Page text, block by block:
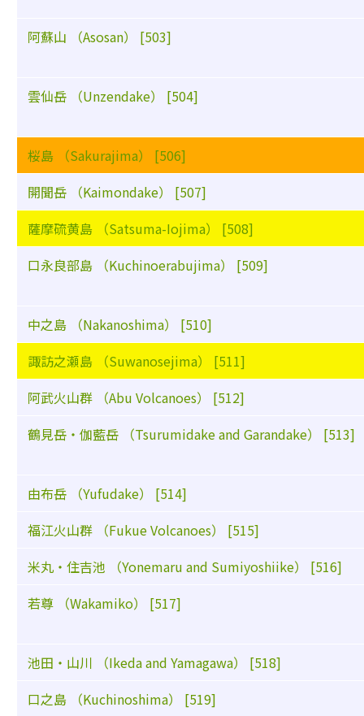
阿蘇山 （Asosan） [503]
雲仙岳 （Unzendake） [504]
桜島 （Sakurajima） [506]
開聞岳 （Kaimondake） [507]
薩摩硫黄島 （Satsuma-Iojima） [508]
口永良部島 （Kuchinoerabujima） [509]
中之島 （Nakanoshima） [510]
諏訪之瀬島 （Suwanosejima） [511]
阿武火山群 （Abu Volcanoes） [512]
鶴見岳・伽藍岳 （Tsurumidake and Garandake） [513]
由布岳 （Yufudake） [514]
福江火山群 （Fukue Volcanoes） [515]
米丸・住吉池 （Yonemaru and Sumiyoshiike） [516]
若尊 （Wakamiko） [517]
池田・山川 （Ikeda and Yamagawa） [518]
口之島 （Kuchinoshima） [519]